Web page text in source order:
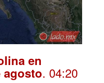
en
agosto. 04:20